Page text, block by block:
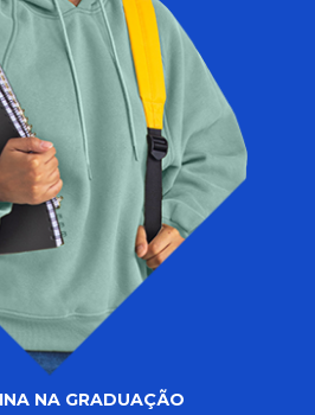
NA GRADUAÇÃO